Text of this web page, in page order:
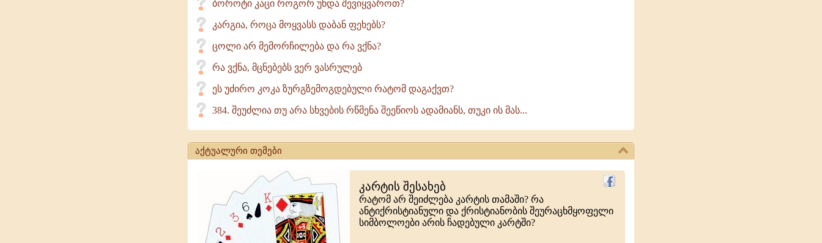
ბოროტი კაცი როგორ უნდა შევიყვაროთ?
კარგია, როცა მოყვასს დაბან ფეხებს?
ცოლი არ მემორჩილება და რა ვქნა?
რა ვქნა, მცნებებს ვერ ვასრულებ
ეს უძირო კოკა ზურგზემოგდებული რატომ დაგაქვთ?
384. შეუძლია თუ არა სხვების რწმენა შეეწიოს ადამიანს, თუკი ის მას...
აქტუალური თემები
კარტის შესახებ
რატომ არ შეიძლება კარტის თამაში? რა
ანტიქრისტიანული და ქრისტიანობის შეურაცხმყოფელი
სიმბოლოები არის ჩადებული კარტში?